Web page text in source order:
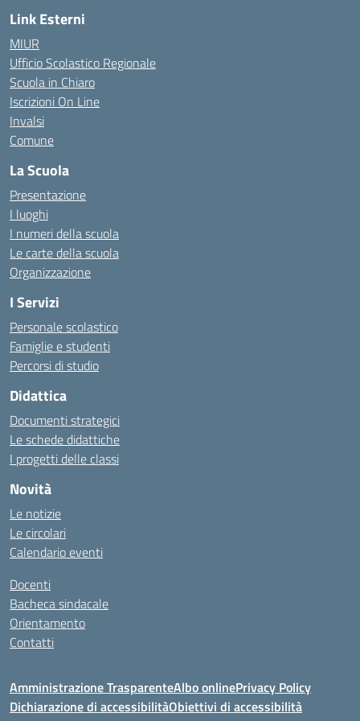
Link Esterni
MIUR
Ufficio Scolastico Regionale
Scuola in Chiaro
Iscrizioni On Line
Invalsi
Comune
La Scuola
Presentazione
I luoghi
I numeri della scuola
Le carte della scuola
Organizzazione
I Servizi
Personale scolastico
Famiglie e studenti
Percorsi di studio
Didattica
Documenti strategici
Le schede didattiche
I progetti delle classi
Novità
Le notizie
Le circolari
Calendario eventi
Docenti
Bacheca sindacale
Orientamento
Contatti
Amministrazione TrasparenteAlbo onlinePrivacy Policy
Dichiarazione di accessibilitàObiettivi di accessibilità